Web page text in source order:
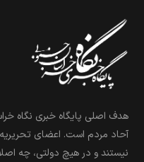
هدف اصلی پایگاه خبری نگاه
آحاد مردم است. اعضای
نیستند و در هیچ دولتی، چه